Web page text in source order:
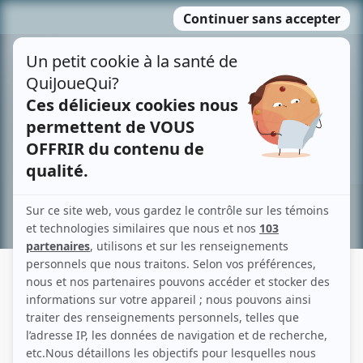
MENU
contenu
Recherche avancée »
ALEXANDRE BERGERON
Liens
Fiche de Alexandre Bergeron sur Showbizz.net